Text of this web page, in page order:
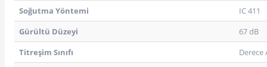
Soğutma Yöntemi
IC 411
Gürültü Düzeyi
67 dB
Titreşim Sınıfı
Derece